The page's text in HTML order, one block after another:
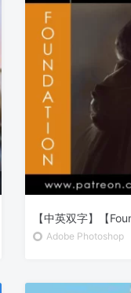
Adobe Photoshop